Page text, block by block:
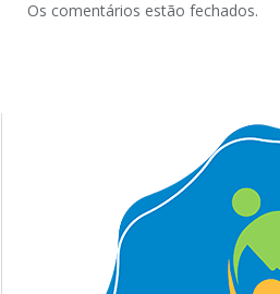
Os comentários estão fechados.